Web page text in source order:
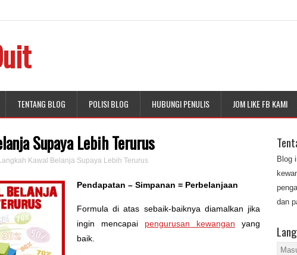
TENTANG BLOG POLISI BLOG HUBUNGI PENULIS JOM LIKE FB KAMI
Supaya Lebih Terurus
Kawal Belanja Supaya Lebih Terurus
Pendapatan – Simpanan = Perbelanjaan
Formula di atas sebaik-baiknya diamalkan jika
ingin mencapai pengurusan kewangan yang
baik.
Blog
dan